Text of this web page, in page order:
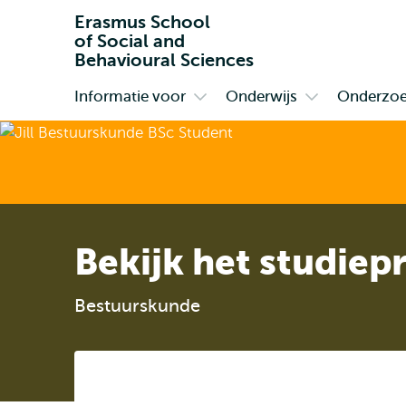
Erasmus School
of Social and
Behavioural Sciences
Primair
Informatie voor
submenu
Onderwijs
Bekijk het
Bestuurskunde